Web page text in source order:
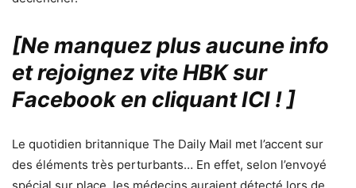
[Ne manquez plus aucune info
et rejoignez vite HBK sur
Facebook en cliquant ICI !]
Le quotidien britannique The Daily Mail met l’accent sur
des éléments très perturbants… En effet, selon l’envoyé